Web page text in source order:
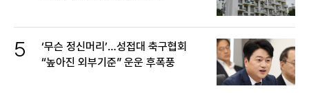
5
‘무슨 정신머리’…성접대 축구협회
“높아진 외부기준” 운운 후폭풍